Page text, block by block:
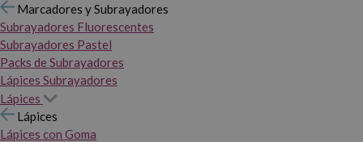
Marcadores y Subrayadores
Subrayadores Fluorescentes
Subrayadores Pastel
Packs de Subrayadores
Lápices Subrayadores
Lápices
Lápices
Lápices con Goma